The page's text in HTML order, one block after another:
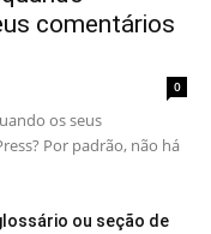
comentários
0
os seus
Por padrão, não há
ou seção de